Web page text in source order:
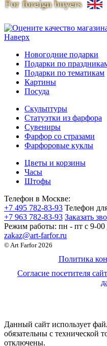
Наверх
Новогодние подарки
Подарки по
Подарки по тематикам
Картины
Посуда
Скульптуры
Статуэтки из фарфора
Сувениры
Фарфор со стразами
Фарфоровые куклы
Цветы и корзины
Часы
Штофы
Телефон в Москве:
+7 495 782-83-93 Телефон
+7 963 782-83-93 Заказать
Режим работы: пн - пт c 9-00
zakaz@art-farfor.ru
© Art Farfor 2026
Политика
Согласие посетителя
Данный сайт использует
обязательны с технической
отключены.